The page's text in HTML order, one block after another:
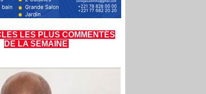
LES PLUS COMMENTÉS
DE LA SEMAINE